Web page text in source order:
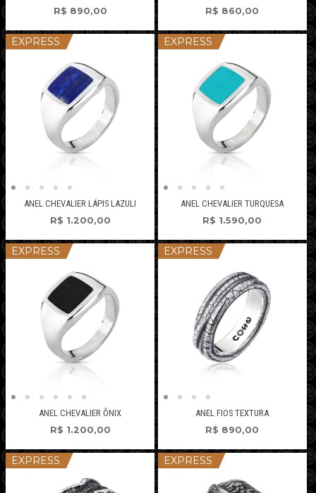
R$ 890,00
R$ 860,00
EXPRESS
ANEL CHEVALIER LÁPIS LAZULI
R$ 1.200,00
EXPRESS
ANEL CHEVALIER TURQUESA
R$ 1.590,00
EXPRESS
ANEL CHEVALIER ÔNIX
R$ 1.200,00
EXPRESS
ANEL FIOS TEXTURA
R$ 890,00
EXPRESS EXPRESS